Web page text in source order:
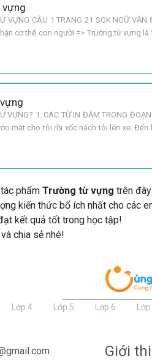
vựng
VỰNG CÂU 1 TRANG 21 SGK NGỮ
cơ thể con người => Trường từ vựng
từ vựng Một trường từ vựng có thể bao
VỰNG? 1. CÁC TỪ IN ĐẬM TRONG
mắt cho tôi rồi xốc nách tôi lên xe.
lại lời người họ nội của tôi. Gương MẶT mẹ
phẩm Trường từ vựng trên
kiến thức bổ ích nhất cho các
kết quả tốt trong học tập!
chia sẻ nhé!
Lớp 4 Lớp 5 Lớp 6
Giới